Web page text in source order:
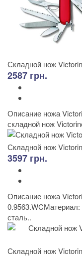
Складной нож
2587 грн.
Описание ножа
складной нож
Складной нож
3597 грн.
Описание ножа
сталь..
Складной нож